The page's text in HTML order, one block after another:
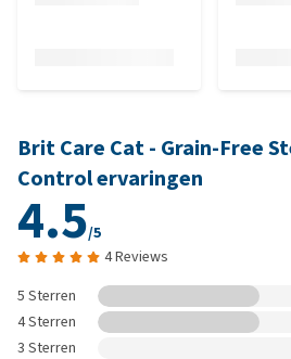
Brit Care Cat - Grain-Free
Control ervaringen
4.5/5
4 Reviews
5 Sterren
4 Sterren
3 Sterren